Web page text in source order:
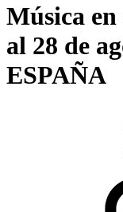
Música
al 28 de
ESPAÑA